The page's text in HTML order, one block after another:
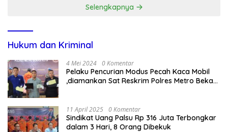
Selengkapnya
Hukum dan Kriminal
4 Mei 2024 0 Komentar
Pelaku Pencurian Modus Pecah Kaca Mobil
,diamankan Sat Reskrim Polres Metro Bekasi
11 April 2025 0 Komentar
Sindikat Uang Palsu Rp 316 Juta Terbongkar
dalam 3 Hari, 8 Orang Dibekuk